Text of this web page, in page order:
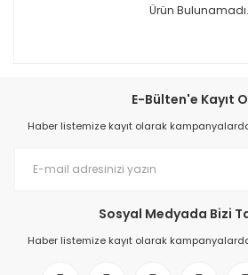
Ürün Bulunamadı.
E-Bülten'e Kayıt
Haber listemize kayıt olarak
Sosyal Medyada Bizi
Haber listemize kayıt olarak